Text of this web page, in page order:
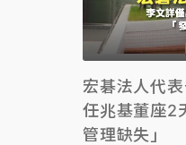
宏碁法人代
任兆基董座
管理缺失」